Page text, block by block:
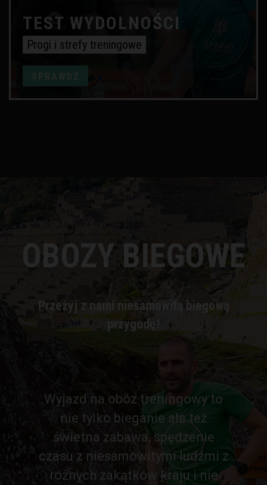
TEST WYDOLNOŚCI
Progi i strefy treningowe
SPRAWDŹ
OBOZY BIEGOWE
Przeżyj z nami niesamowitą biegową
przygodę!
Wyjazd na obóz treningowy to
nie tylko bieganie ale też
świetna zabawa, spędzenie
czasu z niesamowitymi ludźmi z
różnych zakątków kraju i nie